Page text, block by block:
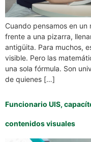
Cuando pensamos en
frente a una pizarra,
antigüita. Para muchos,
visible. Pero las
una sola fórmula. Son
de quienes […]
Funcionario UIS,
contenidos visuales